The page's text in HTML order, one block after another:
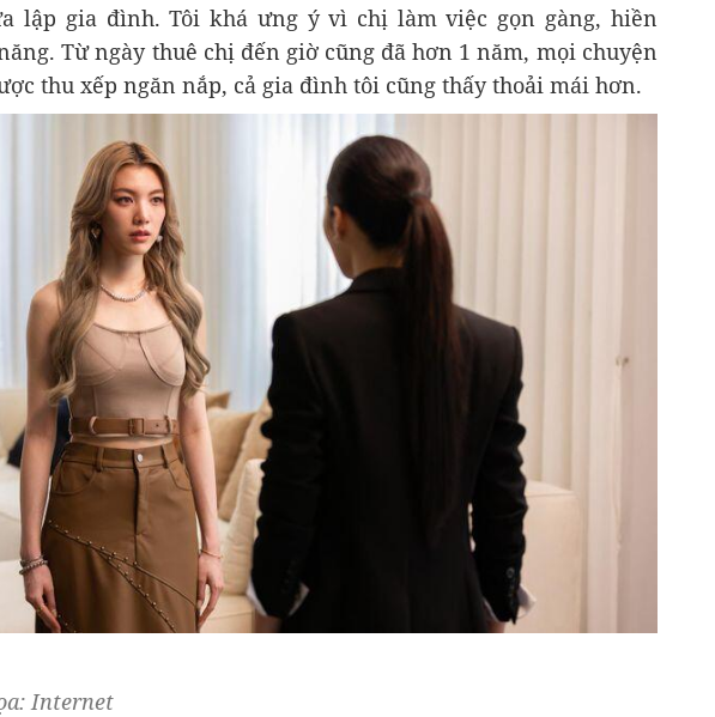
lập gia đình. Tôi khá ưng ý vì chị làm việc gọn gàng, hiền
Từ ngày thuê chị đến giờ cũng đã hơn 1 năm, mọi chuyện
thu xếp ngăn nắp, cả gia đình tôi cũng thấy thoải mái hơn.
Internet